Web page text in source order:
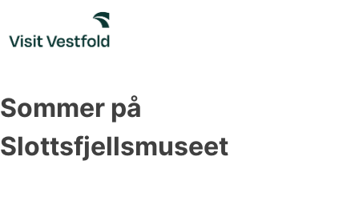
content
Sommer på
Slottsfjellsmuseet